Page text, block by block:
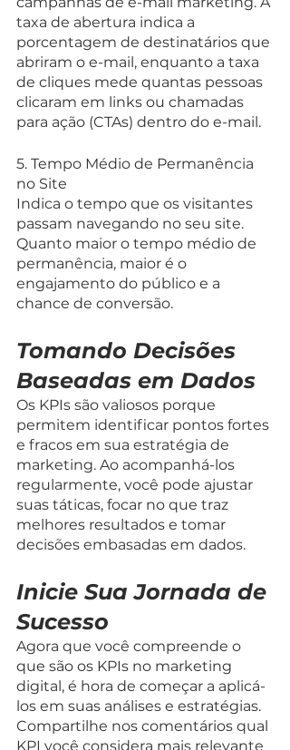
taxa de abertura indica a
porcentagem de destinatários que
abriram o e-mail, enquanto a taxa
de cliques mede quantas pessoas
clicaram em links ou chamadas
para ação (CTAs) dentro do e-mail.
5. Tempo Médio de Permanência
no Site
Indica o tempo que os visitantes
passam navegando no seu site.
Quanto maior o tempo médio de
permanência, maior é o
engajamento do público e a
chance de conversão.
Tomando Decisões
Baseadas em Dados
Os KPIs são valiosos porque
permitem identificar pontos fortes
e fracos em sua estratégia de
marketing. Ao acompanhá-los
regularmente, você pode ajustar
suas táticas, focar no que traz
melhores resultados e tomar
decisões embasadas em dados.
Inicie Sua Jornada de
Sucesso
Agora que você compreende o
que são os KPIs no marketing
digital, é hora de começar a aplicá-
los em suas análises e estratégias.
Compartilhe nos comentários qual
KPI você considera mais relevante